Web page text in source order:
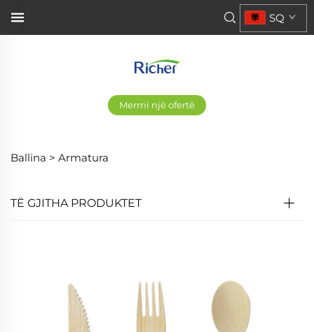
Merrni një ofertë
SQ
Ballina > Armatura
TË GJITHA PRODUKTET